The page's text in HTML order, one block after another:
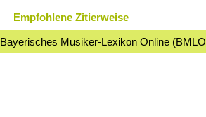
Empfohlene Zitierweise
Bayerisches Musiker-Lexikon Online